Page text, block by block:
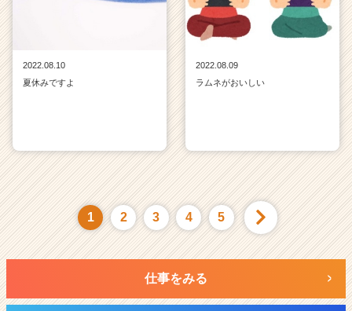
2022.08.10
夏休みですよ
2022.08.09
ラムネがおいしい
1 2 3 4 5
仕事をみる